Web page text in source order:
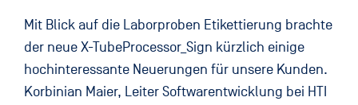
Mit Blick auf die Laborproben Etikettierung brachte
der neue X-TubeProcessor_Sign kürzlich einige
hochinteressante Neuerungen für unsere Kunden.
Korbinian Maier, Leiter Softwarentwicklung bei HTI